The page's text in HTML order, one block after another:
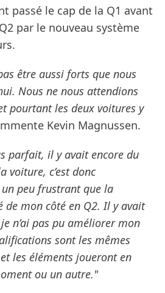
passé le cap de la Q1 avant
par le nouveau système
être aussi forts que nous
Nous ne nous attendions
pourtant les deux voitures y
Kevin Magnussen.
parfait, il y avait encore du
voiture, c’est donc
un peu frustrant que la
de mon côté en Q2. Il y avait
n’ai pas pu améliorer mon
sont les mêmes
les éléments joueront en
ou un autre."